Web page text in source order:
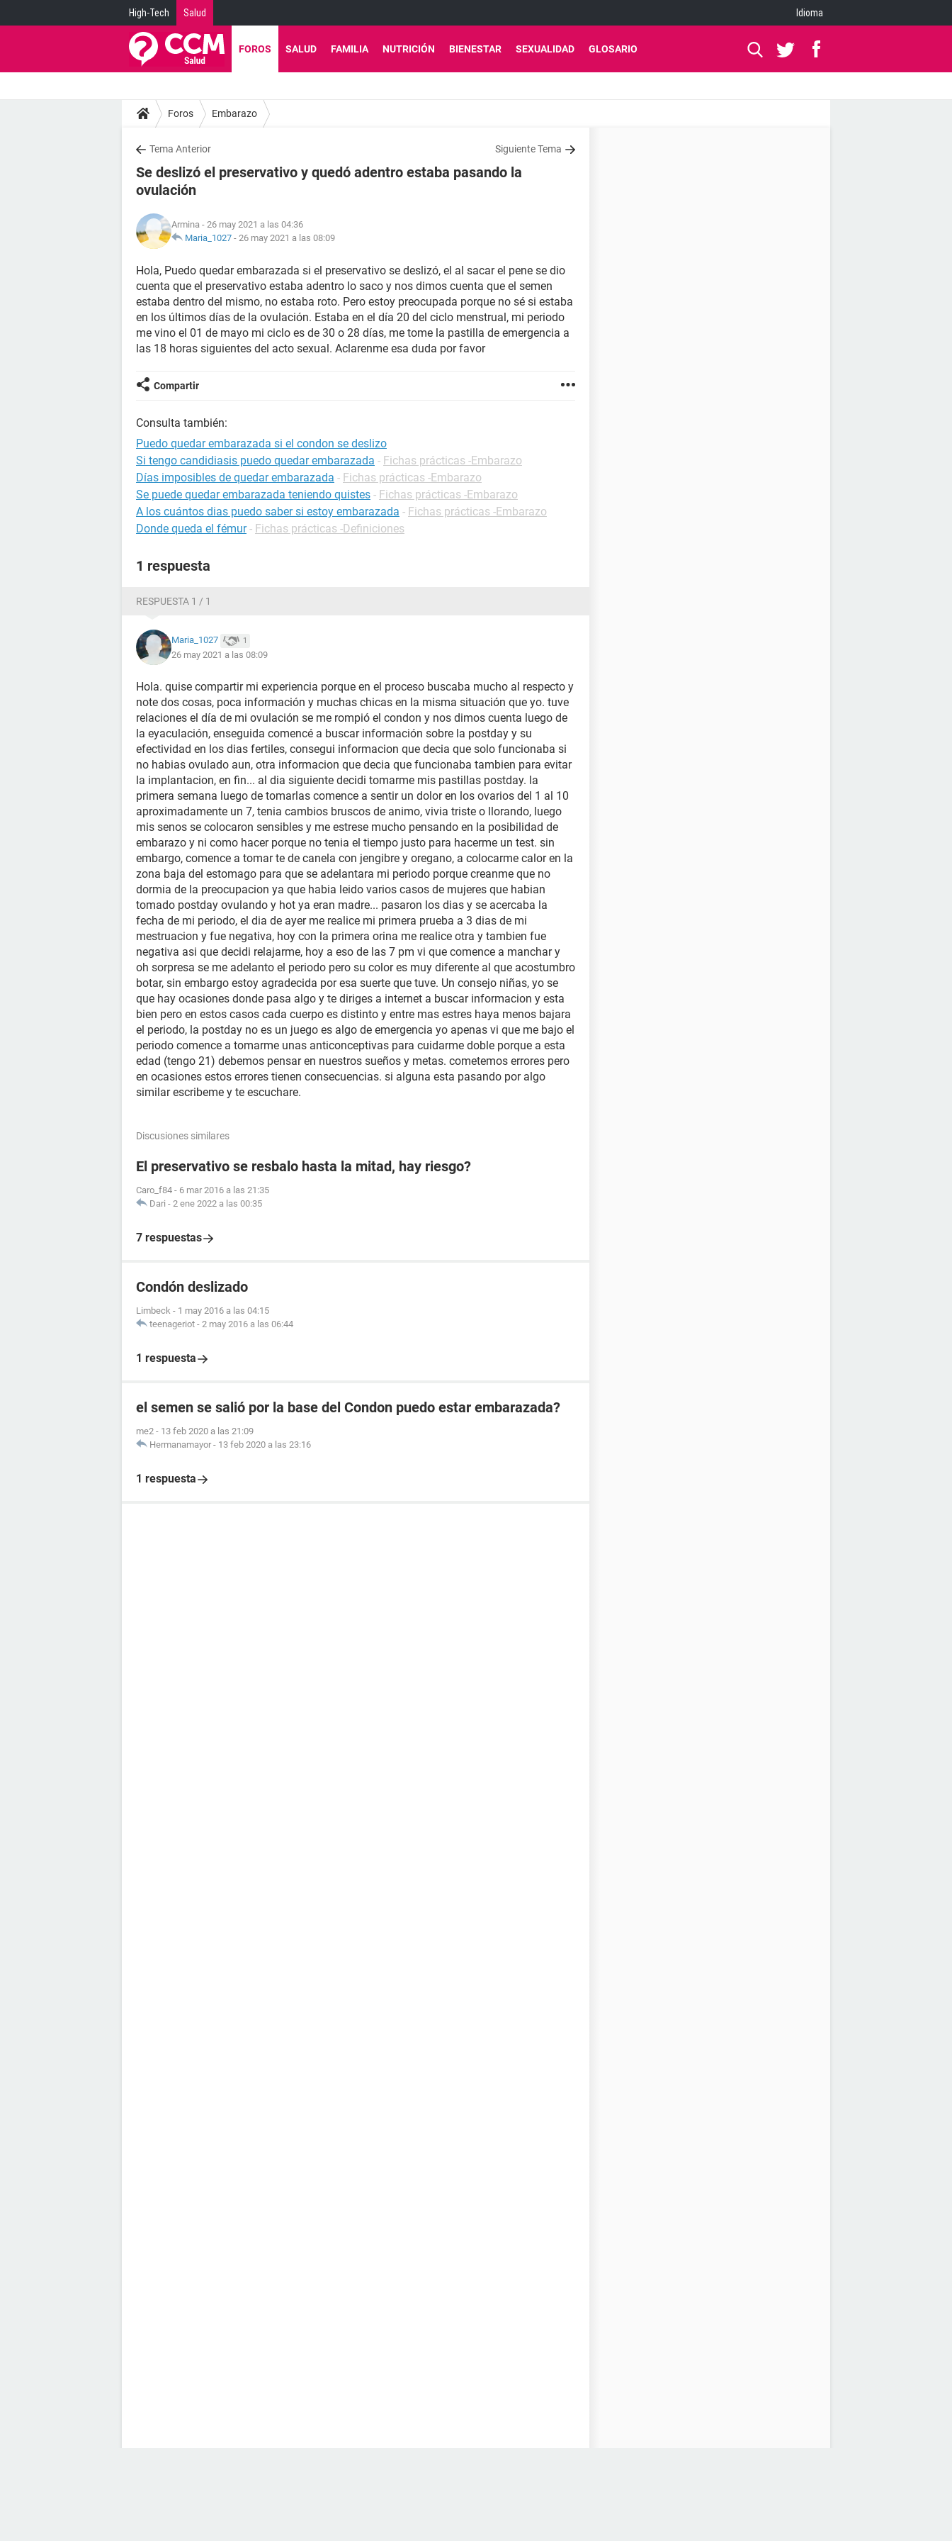
High-Tech Salud Idioma
FOROS SALUD FAMILIA NUTRICIÓN BIENESTAR SEXUALIDAD GLOSARIO
Foros Embarazo
Tema Anterior Siguiente Tema
Se deslizó el preservativo y quedó adentro estaba pasando la
ovulación
Armina - 26 may 2021 a las 04:36
Maria_1027 - 26 may 2021 a las 08:09
Hola, Puedo quedar embarazada si el preservativo se deslizó, el al sacar el pene se dio
cuenta que el preservativo estaba adentro lo saco y nos dimos cuenta que el semen
estaba dentro del mismo, no estaba roto. Pero estoy preocupada porque no sé si estaba
en los últimos días de la ovulación. Estaba en el día 20 del ciclo menstrual, mi periodo
me vino el 01 de mayo mi ciclo es de 30 o 28 días, me tome la pastilla de emergencia a
las 18 horas siguientes del acto sexual. Aclarenme esa duda por favor
Compartir
Consulta también:
Puedo quedar embarazada si el condon se deslizo
Si tengo candidiasis puedo quedar embarazada - Fichas prácticas -Embarazo
Días imposibles de quedar embarazada - Fichas prácticas -Embarazo
Se puede quedar embarazada teniendo quistes - Fichas prácticas -Embarazo
A los cuántos dias puedo saber si estoy embarazada - Fichas prácticas -Embarazo
Donde queda el fémur - Fichas prácticas -Definiciones
1 respuesta
RESPUESTA 1 / 1
Maria_1027 1
26 may 2021 a las 08:09
Hola. quise compartir mi experiencia porque en el proceso buscaba mucho al respecto y
note dos cosas, poca información y muchas chicas en la misma situación que yo. tuve
relaciones el día de mi ovulación se me rompió el condon y nos dimos cuenta luego de
la eyaculación, enseguida comencé a buscar información sobre la postday y su
efectividad en los dias fertiles, consegui informacion que decia que solo funcionaba si
no habias ovulado aun, otra informacion que decia que funcionaba tambien para evitar
la implantacion, en fin... al dia siguiente decidi tomarme mis pastillas postday. la
primera semana luego de tomarlas comence a sentir un dolor en los ovarios del 1 al 10
aproximadamente un 7, tenia cambios bruscos de animo, vivia triste o llorando, luego
mis senos se colocaron sensibles y me estrese mucho pensando en la posibilidad de
embarazo y ni como hacer porque no tenia el tiempo justo para hacerme un test. sin
embargo, comence a tomar te de canela con jengibre y oregano, a colocarme calor en la
zona baja del estomago para que se adelantara mi periodo porque creanme que no
dormia de la preocupacion ya que habia leido varios casos de mujeres que habian
tomado postday ovulando y hot ya eran madre... pasaron los dias y se acercaba la
fecha de mi periodo, el dia de ayer me realice mi primera prueba a 3 dias de mi
mestruacion y fue negativa, hoy con la primera orina me realice otra y tambien fue
negativa asi que decidi relajarme, hoy a eso de las 7 pm vi que comence a manchar y
oh sorpresa se me adelanto el periodo pero su color es muy diferente al que acostumbro
botar, sin embargo estoy agradecida por esa suerte que tuve. Un consejo niñas, yo se
que hay ocasiones donde pasa algo y te diriges a internet a buscar informacion y esta
bien pero en estos casos cada cuerpo es distinto y entre mas estres haya menos bajara
el periodo, la postday no es un juego es algo de emergencia yo apenas vi que me bajo el
periodo comence a tomarme unas anticonceptivas para cuidarme doble porque a esta
edad (tengo 21) debemos pensar en nuestros sueños y metas. cometemos errores pero
en ocasiones estos errores tienen consecuencias. si alguna esta pasando por algo
similar escribeme y te escuchare.
Discusiones similares
El preservativo se resbalo hasta la mitad, hay riesgo?
Caro_f84 - 6 mar 2016 a las 21:35
Dari - 2 ene 2022 a las 00:35
7 respuestas
Condón deslizado
Limbeck - 1 may 2016 a las 04:15
teenageriot - 2 may 2016 a las 06:44
1 respuesta
el semen se salió por la base del Condon puedo estar embarazada?
me2 - 13 feb 2020 a las 21:09
Hermanamayor - 13 feb 2020 a las 23:16
1 respuesta